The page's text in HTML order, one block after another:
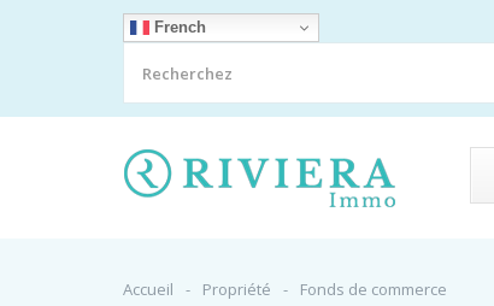
French
Accueil Propriété Fonds de commerce